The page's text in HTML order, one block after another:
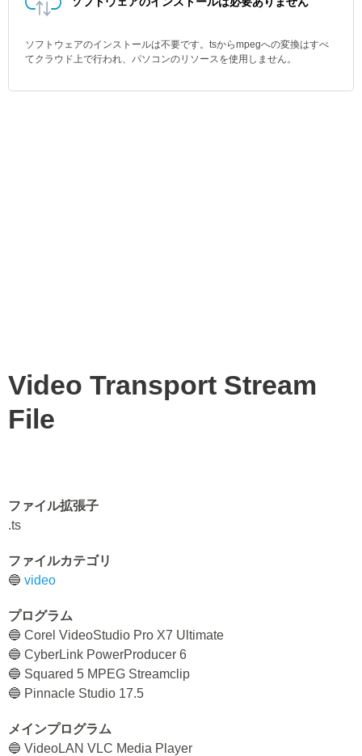
ソフトウェアのインストールは不要です。tsからmpegへの変換はすべ
てクラウド上で行われ、パソコンのリソースを使用しません。
Video Transport Stream
File
ファイル拡張子
.ts
ファイルカテゴリ
🔵 video
プログラム
🔵 Corel VideoStudio Pro X7 Ultimate
🔵 CyberLink PowerProducer 6
🔵 Squared 5 MPEG Streamclip
🔵 Pinnacle Studio 17.5
メインプログラム
🔵 VideoLAN VLC Media Player